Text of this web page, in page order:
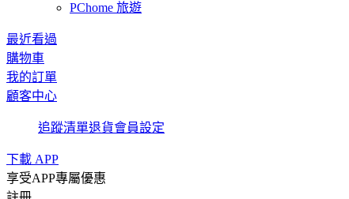
PChome 旅遊
最近看過
購物車
我的訂單
顧客中心
追蹤清單退貨會員設定
下載 APP
享受APP專屬優惠